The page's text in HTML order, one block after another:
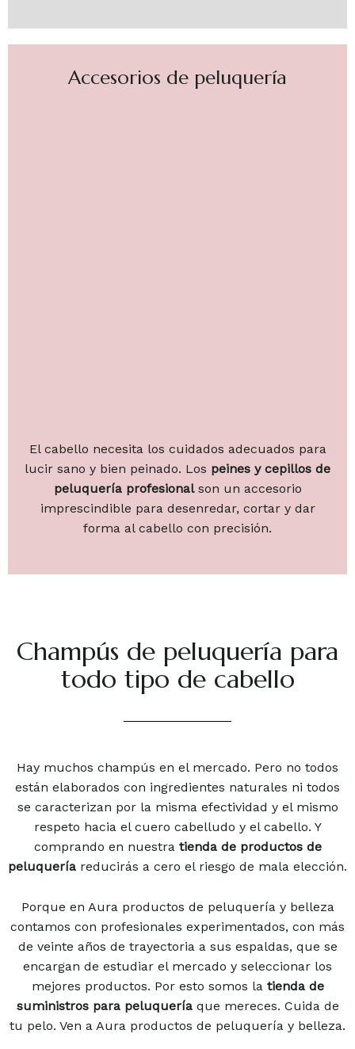
Accesorios de peluquería
El cabello necesita los cuidados adecuados para
lucir sano y bien peinado. Los peines y cepillos de
peluquería profesionalson un accesorio
imprescindible para desenredar, cortar y dar
forma al cabello con precisión.
Champús de peluquería para
todo tipo de cabello
Hay muchos champús en el mercado. Pero no todos
están elaborados con ingredientes naturales ni todos
se caracterizan por la misma efectividad y el mismo
respeto hacia el cuero cabelludo y el cabello. Y
comprando en nuestra tienda de productos de
peluquería reducirás a cero el riesgo de mala elección.
Porque en Aura productos de peluquería y belleza
contamos con profesionales experimentados, con más
de veinte años de trayectoria a sus espaldas, que se
encargan de estudiar el mercado y seleccionar los
mejores productos. Por esto somos la tienda de
suministros para peluquería que mereces. Cuida de
tu pelo. Ven a Aura productos de peluquería y belleza.